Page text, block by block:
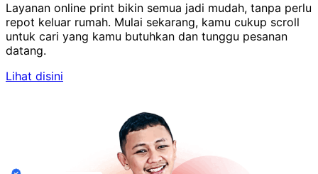
Layanan online print bikin semua jadi mudah, tanpa perlu
repot keluar rumah. Mulai sekarang, kamu cukup scroll
untuk cari yang kamu butuhkan dan tunggu pesanan
datang.
Lihat disini